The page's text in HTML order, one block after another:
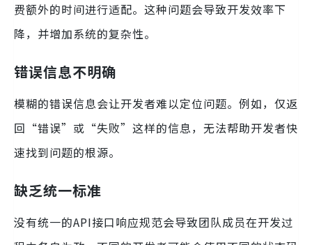
费额外的时间进行适配。这种问题会导致开发效率下
降，并增加系统的复杂性。
错误信息不明确
模糊的错误信息会让开发者难以定位问题。例如，仅返
回“错误”或“失败”这样的信息，无法帮助开发者快
速找到问题的根源。
缺乏统一标准
没有统一的API接口响应规范会导致团队成员在开发过